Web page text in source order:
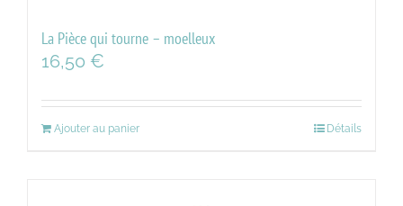
La Pièce qui tourne – moelleux
16,50 €
Ajouter au panier Détails